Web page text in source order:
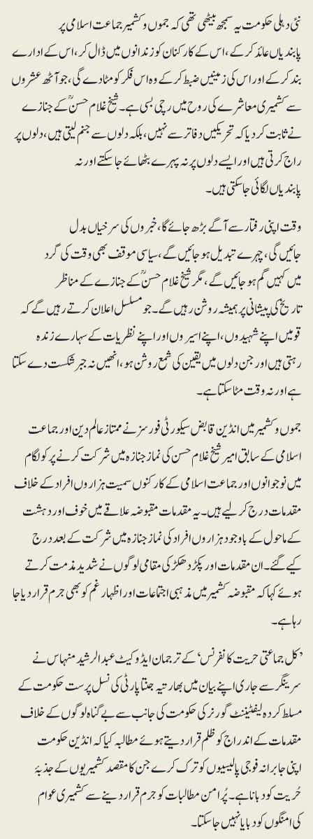
نئی دہلی حکومت یہ سمجھ بیٹھی تھی کہ جموں و کشمیر جماعت اسلامی پر
پابندیاں عائد کرکے، اس کے کارکنان کو زندانوں میں ڈال کر، اس کے ادارے
بند کرکے اور اس کی زمینیں ضبط کرکے وہ اس فکر کو مٹا دے گی، جو آٹھ عشروں
سے کشمیری معاشرے کی روح میں رچی بسی ہے۔ شیخ غلام حسنؒ کے جنازے
نے ثابت کردیا کہ تحریکیں دفاتر سے نہیں، بلکہ دلوں سے جنم لیتی ہیں، دلوں پر
راج کرتی ہیں اور ایسے دلوں پر نہ پہرے بٹھائے جاسکتے اور نہ
پابندیاں لگائی جاسکتی ہیں۔
وقت اپنی رفتار سے آگے بڑھ جائے گا، خبروں کی سرخیاں بدل
جائیں گی، چہرے تبدیل ہوجائیں گے، سیاسی موقف بھی وقت کی گرد
میں کہیں گم ہوجائیں گے، مگر شیخ غلام حسنؒ کے جنازے کے مناظر
تاریخ کی پیشانی پر ہمیشہ روشن رہیں گے۔ جو مسلسل اعلان کرتے رہیں گے کہ
قومیں اپنے شہیدوں، اپنے اسیروں اور اپنے نظریات کے سہارے زندہ
رہتی ہیں اور جن دلوں میں یقین کی شمع روشن ہو، انھیں نہ جبر شکست دے سکتا
ہے اور نہ وقت مٹا سکتا ہے۔
جموں وکشمیر میں انڈین قابض سیکورٹی فورسز نے ممتاز عالم دین اور جماعت
اسلامی کے سابق امیر شیخ غلام حسن کی نماز جنازہ میں شرکت کرنے پر کولگام
میں نوجوانوں اور جماعت اسلامی کے کارکنوں سمیت ہزاروں افراد کے خلاف
مقدمات درج کر لیے ہیں۔یہ مقدمات مقبوضہ علاقے میں خوف اور دہشت
کے ماحول کے باوجود ہزاروں افراد کی نماز جنازہ میں شرکت کے بعد درج
کیے گئے۔ ان مقدمات اور پکڑ دھکڑ کی مقامی لوگوں نے شدید مذمت کرتے
ہوئے کہا کہ مقبوضہ کشمیر میں مذہبی اجتماعات اوراظہار غم کو بھی جرم قرار دیا جا
رہا ہے۔
’کل جماعتی حریت کانفرنس‘ کے ترجمان ایڈوکیٹ عبدالرشید منہاس نے
سرینگر سے جاری اپنے بیان میں بھارتیہ جنتا پارٹی کی نسل پرست حکومت کے
مسلط کردہ لیفٹیننٹ گورنر کی حکومت کی جانب سے بے گناہ لوگوں کے خلاف
مقدمات کے اندراج کو ظلم قرار دیتے ہوئے مطالبہ کیا کہ انڈین حکومت
اپنی جابرانہ فوجی پالیسیوں کو ترک کرے جن کا مقصد کشمیریوں کے جذبۂ
حُریت کو دبانا ہے۔ پُرامن مطالبات کو جرم قراردینے سے کشمیری عوام
کی امنگوں کو دبایا نہیں جاسکتا۔